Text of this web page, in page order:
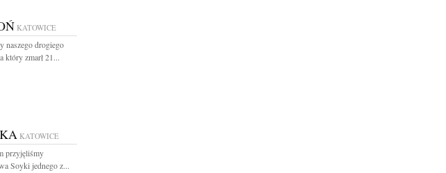
KATOWICE
naszego drogiego
który zmarł 21...
KATOWICE
przyjęliśmy
Soyki jednego z...